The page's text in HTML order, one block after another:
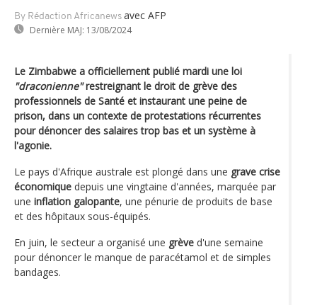
By Rédaction Africanews avec AFP
Dernière MAJ: 13/08/2024
Le Zimbabwe a officiellement publié mardi une loi
"draconienne"restreignant le droit de grève des
professionnels de Santé et instaurant une peine de
prison, dans un contexte de protestations récurrentes
pour dénoncer des salaires trop bas et un système à
l'agonie.
Le pays d'Afrique australe est plongé dans une grave crise
économique depuis une vingtaine d'années, marquée par
une inflation galopante, une pénurie de produits de base
et des hôpitaux sous-équipés.
En juin, le secteur a organisé une grève d'une semaine
pour dénoncer le manque de paracétamol et de simples
bandages.